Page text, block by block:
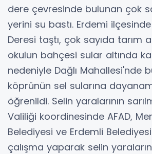
dere çevresinde bulunan çok
yerini su bastı. Erdemi
Deresi taştı, çok sayıda tarım
okulun bahçesi sular altında
nedeniyle Dağlı Mahallesi'nde
köprünün sel sularına
öğrenildi. Selin yaralarının
Valiliği koordinesinde AFAD,
Belediyesi ve Erdemli
çalışma yaparak selin